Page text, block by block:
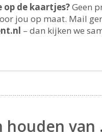
de kaartjes?Geen
jou op maat. Mail
– dan kijken we
houden van